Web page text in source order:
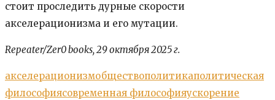
стоит проследить дурные скорости
акселерационизма и его мутации.
Repeater/Zer0 books, 29 октября 2025 г.
акселерационизмобществополитикаполитическая
философиясовременная философияускорение